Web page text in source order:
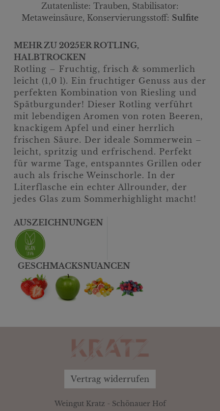
Zutatenliste: Trauben, Stabilisator:
Metaweinsäure, Konservierungsstoff: Sulfite
MEHR ZU 2025ER ROTLING,
HALBTROCKEN
Rotling – Fruchtig, frisch & sommerlich
leicht (1,0 l). Ein fruchtiger Genuss aus der
perfekten Kombination von Riesling und
Spätburgunder! Dieser Rotling verführt
mit lebendigen Aromen von roten Beeren,
knackigem Apfel und einer herrlich
frischen Säure. Der ideale Sommerwein –
leicht, spritzig und erfrischend. Perfekt
für warme Tage, entspanntes Grillen oder
auch als frische Weinschorle. In der
Literflasche ein echter Allrounder, der
jedes Glas zum Sommerhighlight macht!
AUSZEICHNUNGEN
GESCHMACKSNUANCEN
Vertrag widerrufen
Weingut Kratz - Schönauer Hof